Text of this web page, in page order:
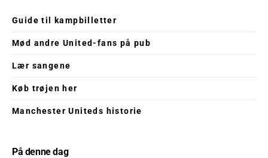
Guide til kampbilletter
Mød andre United-fans på pub
Lær sangene
Køb trøjen her
Manchester Uniteds historie
På denne dag